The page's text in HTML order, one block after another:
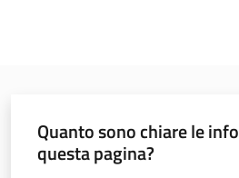
Quanto sono chiare le
questa pagina?